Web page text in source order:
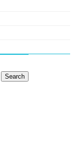
Search